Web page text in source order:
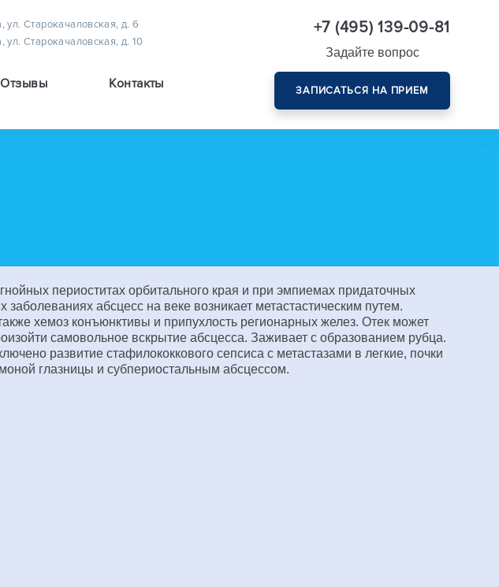
ул. Старокачаловская, д. 6
ул. Старокачаловская, д. 10
Отзывы Контакты
+7 (495) 139-09-81
Задайте вопрос
ЗАПИСАТЬСЯ НА ПРИЕМ
периоститах орбитального края и при эмпиемах придаточных
абсцесс на веке возникает метастастическим путем.
хемоз конъюнктивы и припухлость регионарных желез. Отек может
самовольное вскрытие абсцесса. Заживает с образованием рубца.
развитие стафилококкового сепсиса с метастазами в легкие, почки
глазницы и субпериостальным абсцессом.